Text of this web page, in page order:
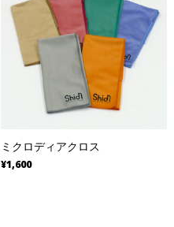
ミクロディアクロス
¥1,600